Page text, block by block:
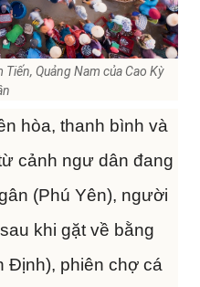
Tiến, Quảng Nam của Cao Kỳ
hòa, thanh bình và
cảnh ngư dân đang
(Phú Yên), người
khi gặt về bằng
Định), phiên chợ cá